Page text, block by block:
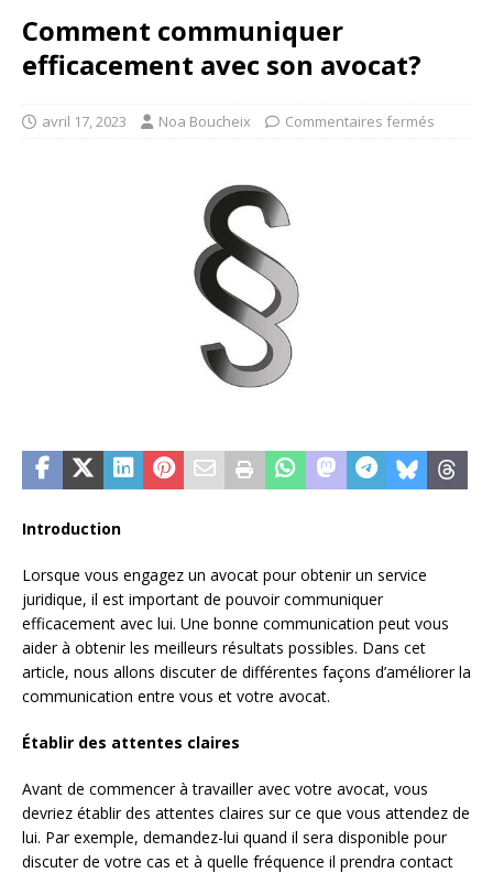
Comment communiquer
efficacement avec son avocat?
avril 17, 2023 Noa Boucheix Commentaires fermés
Introduction
Lorsque vous engagez un avocat pour obtenir un service
juridique, il est important de pouvoir communiquer
efficacement avec lui. Une bonne communication peut vous
aider à obtenir les meilleurs résultats possibles. Dans cet
article, nous allons discuter de différentes façons d’améliorer la
communication entre vous et votre avocat.
Établir des attentes claires
Avant de commencer à travailler avec votre avocat, vous
devriez établir des attentes claires sur ce que vous attendez de
lui. Par exemple, demandez-lui quand il sera disponible pour
discuter de votre cas et à quelle fréquence il prendra contact